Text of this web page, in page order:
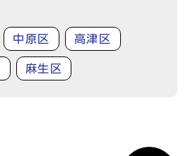
中原区 高津区
麻生区